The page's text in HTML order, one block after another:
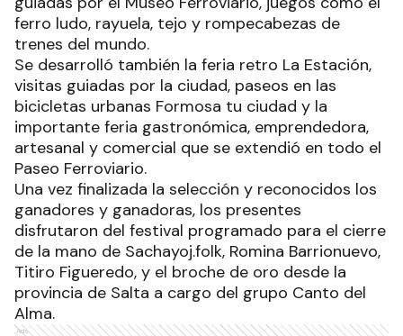
ferro ludo, rayuela, tejo y rompecabezas de
trenes del mundo.
Se desarrolló también la feria retro La Estación,
visitas guiadas por la ciudad, paseos en las
bicicletas urbanas Formosa tu ciudad y la
importante feria gastronómica, emprendedora,
artesanal y comercial que se extendió en todo el
Paseo Ferroviario.
Una vez finalizada la selección y reconocidos los
ganadores y ganadoras, los presentes
disfrutaron del festival programado para el cierre
de la mano de Sachayoj.folk, Romina Barrionuevo,
Titiro Figueredo, y el broche de oro desde la
provincia de Salta a cargo del grupo Canto del
Alma.
Ads